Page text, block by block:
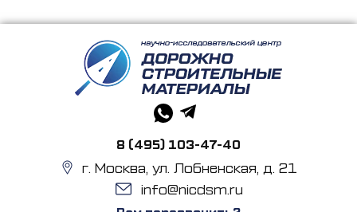
8 (495) 103-47-40
г. Москва, ул. Лобненская, д. 21
info@nicdsm.ru